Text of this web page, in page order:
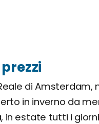
di Amsterdam,
in inverno da
in estate tutti i